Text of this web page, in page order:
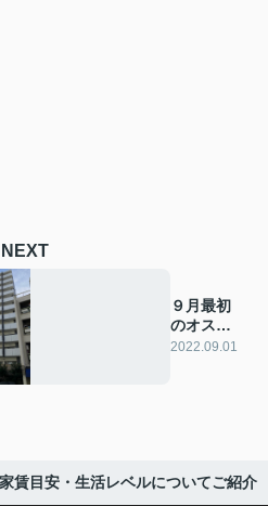
NEXT
９月最初
のオスス
メ物件
2022.09.01
賃目安・生活レベルについてご紹介